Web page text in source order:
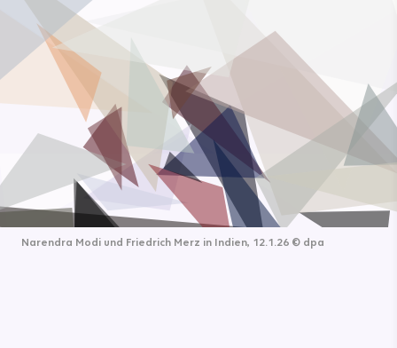
Narendra Modi und Friedrich Merz in Indien, 12.1.26 © dpa